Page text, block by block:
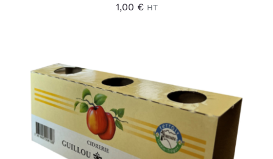
1,00 € HT
AJOUTER AU PANIER
/
DÉTAILS